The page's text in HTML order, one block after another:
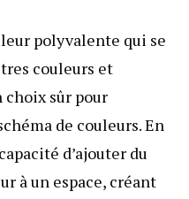
polyvalente qui se
couleurs et
choix sûr pour
de couleurs. En
d’ajouter du
à un espace, créant